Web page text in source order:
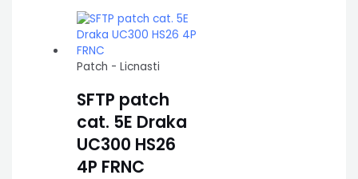
Patch - Licnasti
SFTP patch
cat. 5E Draka
UC300 HS26
4P FRNC